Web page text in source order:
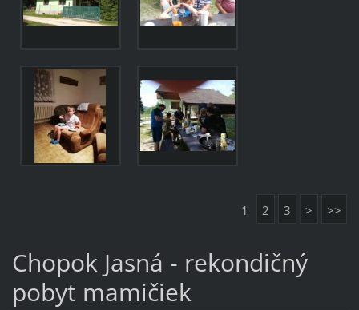
1 2 3 > >>
Chopok Jasná - rekondičný
pobyt mamičiek